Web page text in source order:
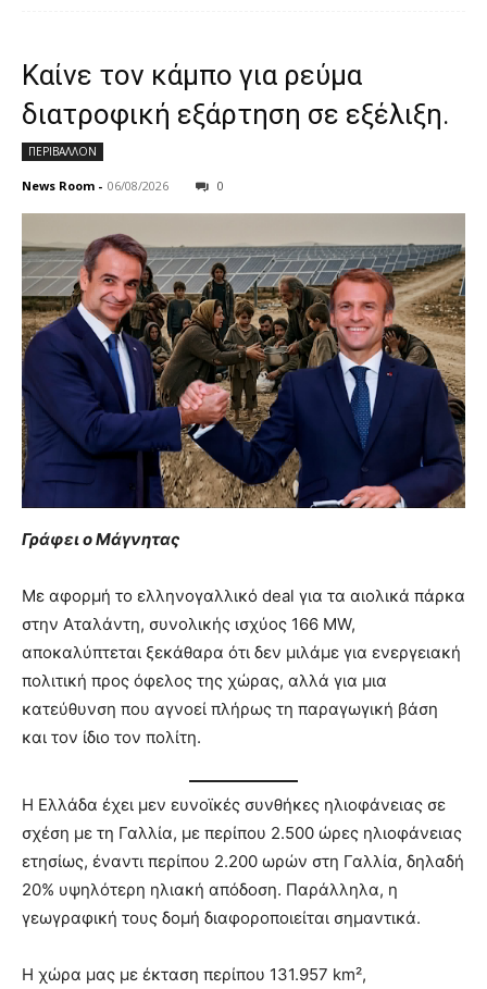
Καίνε τον κάμπο για ρεύμα
διατροφική εξάρτηση σε εξέλιξη.
ΠΕΡΙΒΑΛΛΟΝ
News Room - 06/08/2026 0
Γράφει ο Μάγνητας
Με αφορμή το ελληνογαλλικό deal για τα αιολικά πάρκα
στην Αταλάντη, συνολικής ισχύος 166 MW,
αποκαλύπτεται ξεκάθαρα ότι δεν μιλάμε για ενεργειακή
πολιτική προς όφελος της χώρας, αλλά για μια
κατεύθυνση που αγνοεί πλήρως τη παραγωγική βάση
και τον ίδιο τον πολίτη.
Η Ελλάδα έχει μεν ευνοϊκές συνθήκες ηλιοφάνειας σε
σχέση με τη Γαλλία, με περίπου 2.500 ώρες ηλιοφάνειας
ετησίως, έναντι περίπου 2.200 ωρών στη Γαλλία, δηλαδή
20% υψηλότερη ηλιακή απόδοση. Παράλληλα, η
γεωγραφική τους δομή διαφοροποιείται σημαντικά.
Η χώρα μας με έκταση περίπου 131.957 km²,